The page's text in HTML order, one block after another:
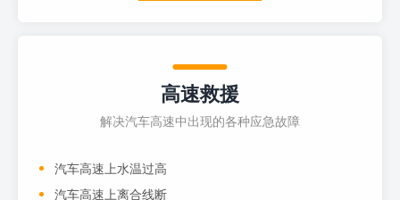
高速救援
解决汽车高速中出现的各种应急故障
汽车高速上水温过高
汽车高速上离合线断